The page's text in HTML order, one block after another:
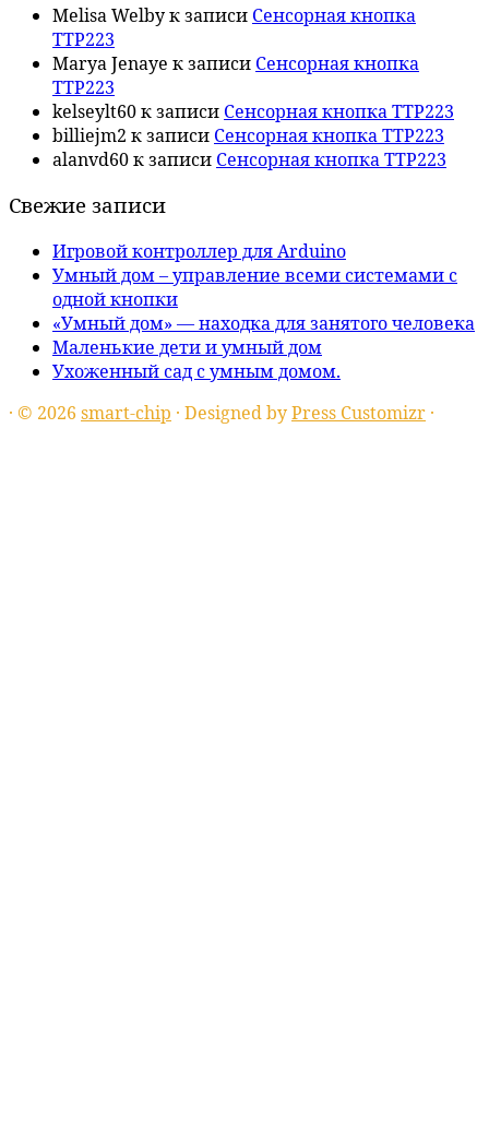
Melisa Welbyк записи Сенсорная кнопка
TTP223
Marya Jenaye к записи Сенсорная кнопка
TTP223
kelseylt60к записи Сенсорная кнопка TTP223
billiejm2 к записи Сенсорная кнопка TTP223
alanvd60к записи Сенсорная кнопка TTP223
Свежие записи
Игровой контроллер для Arduino
Умный дом – управление всеми системами с
одной кнопки
«Умный дом» — находка для занятого человека
Маленькие дети и умный дом
Ухоженный сад с умным домом.
· © 2026 smart-chip · Designed byPress Customizr ·